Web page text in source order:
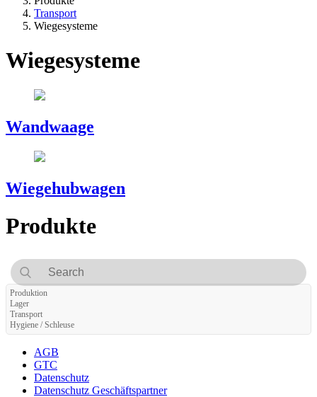
Transport
Wiegesysteme
Wiegesysteme
Wandwaage
Wiegehubwagen
Produkte
Produktion
Lager
Transport
Hygiene / Schleuse
AGB
GTC
Datenschutz
Datenschutz Geschäftspartner